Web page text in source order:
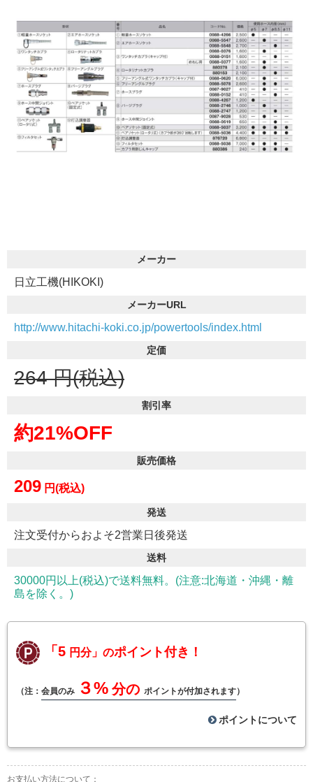
メーカー
日立工機(HIKOKI)
メーカーURL
http://www.hitachi-koki.co.jp/powertools/index.html
定価
264 円(税込)
割引率
約21%OFF
販売価格
209 円(税込)
発送
注文受付からおよそ2営業日後発送
送料
30000円以上(税込)で送料無料。(注意:北海道・沖縄・離
島を除く。)
「5 円分」のポイント付き！
（注： 会員のみ ３% 分の ポイントが付加されます）
ポイントについて
お支払い方法について：